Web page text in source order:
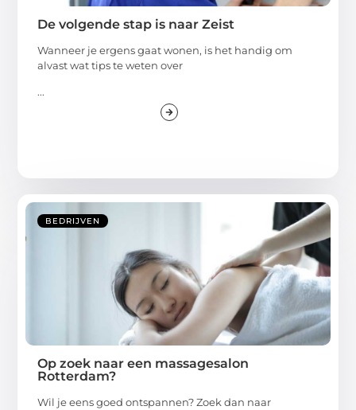
De volgende stap is naar Zeist
Wanneer je ergens gaat wonen, is het handig om
alvast wat tips te weten over
...
BEDRIJVEN
Op zoek naar een massagesalon
Rotterdam?
Wil je eens goed ontspannen? Zoek dan naar